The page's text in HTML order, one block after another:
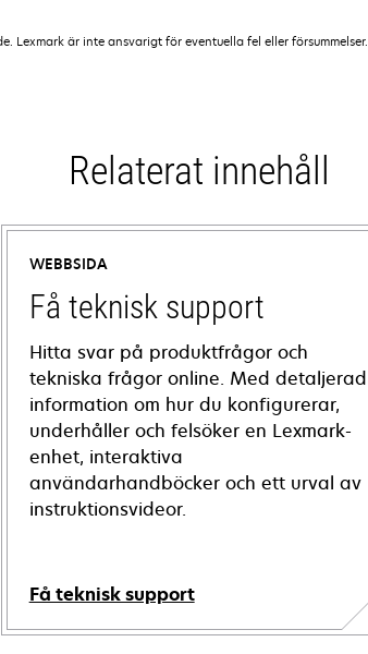
är inte ansvarigt för eventuella fel eller försummelser.
Relaterat innehåll
WEBBSIDA
Få teknisk support
Hitta svar på produktfrågor och
tekniska frågor online. Med detaljerad
information om hur du konfigurerar,
underhåller och felsöker en Lexmark-
enhet, interaktiva
användarhandböcker och ett urval av
instruktionsvideor.
Få teknisk support
opens